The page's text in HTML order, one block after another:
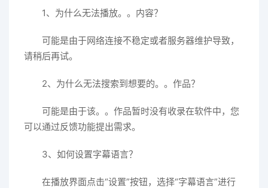
1、为什么无法播放。。内容？
可能是由于网络连接不稳定或者服务器维护导致，
请稍后再试。
2、为什么无法搜索到想要的。。作品？
可能是由于该。。作品暂时没有收录在软件中，您
可以通过反馈功能提出需求。
3、如何设置字幕语言？
在播放界面点击“设置”按钮，选择“字幕语言”进行